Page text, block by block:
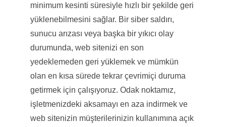
minimum kesinti süresiyle hızlı bir şekilde geri
yüklenebilmesini sağlar. Bir siber saldırı,
sunucu arızası veya başka bir yıkıcı olay
durumunda, web sitenizi en son
yedeklemeden geri yüklemek ve mümkün
olan en kısa sürede tekrar çevrimiçi duruma
getirmek için çalışıyoruz. Odak noktamız,
işletmenizdeki aksamayı en aza indirmek ve
web sitenizin müşterilerinizin kullanımına açık